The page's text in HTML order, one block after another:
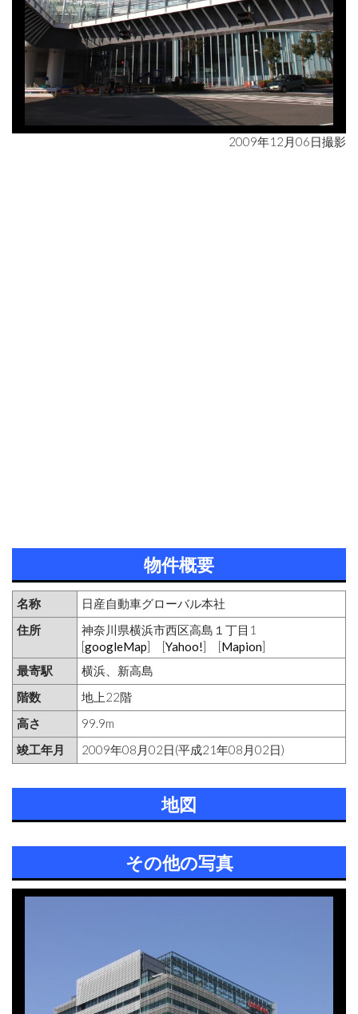
2009年12月06日撮影
物件概要
名称
日産自動車グローバル本社
住所
神奈川県横浜市西区高島１丁目1
[googleMap] [Yahoo!] [Mapion]
最寄駅
横浜、新高島
階数
地上22階
高さ
99.9m
竣工年月
2009年08月02日(平成21年08月02日)
地図
その他の写真